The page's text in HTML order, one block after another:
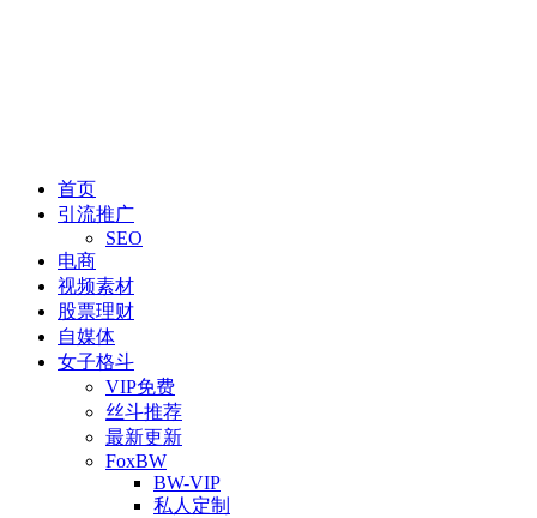
首页
引流推广
SEO
电商
视频素材
股票理财
自媒体
女子格斗
VIP免费
丝斗推荐
最新更新
FoxBW
BW-VIP
私人定制